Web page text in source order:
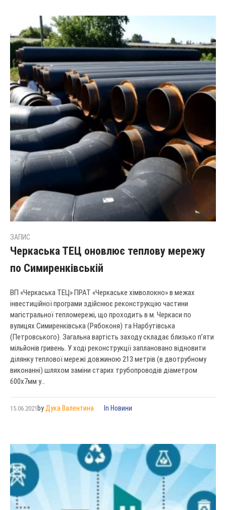
ЗАПИС
Черкаська ТЕЦ оновлює теплову мережу
по Симиренківській
ВП «Черкаська ТЕЦ» ПРАТ «Черкаське хімволокно» в межах
інвестиційної програми здійснює реконструкцію частини
магістральної тепломережі, що проходить в м. Черкаси по
вулицях Симиренківська (Рябоконя) та Нарбутівська
(Петровського). Загальна вартість заходу складає близько п’яти
мільйонів гривень. У ході реконструкції заплановано відновити
ділянку теплової мережі довжиною 213 метрів (в двотрубному
виконанні) шляхом заміни старих трубопроводів діаметром
600х7мм у...
15.06.2021 by Дука Валентина In Новини